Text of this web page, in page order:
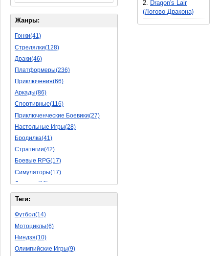
2.
Dragon's Lair
(Логово Дракона)
Жанры:
Гонки(41)
Стрелялки(128)
Драки(46)
Платформеры(236)
Приключения(66)
Аркады(86)
Спортивные(116)
Приключенческие Боевики(27)
Настольные Игры(28)
Бродилка(41)
Стратегии(42)
Боевые RPG(17)
Симуляторы(17)
Леталки(18)
Симуляторы Жизни(40)
Логические Игры(18)
Азартные(15)
Ролевые Игры(62)
Боевик(8)
Теги:
Футбол(14)
Мотоциклы(6)
Ниндзя(10)
Олимпийские Игры(9)